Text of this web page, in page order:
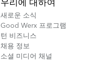
우리에 대하여
새로운 소식
Good Werx 프로그램
턴 비즈니스
채용 정보
소셜 미디어 채널